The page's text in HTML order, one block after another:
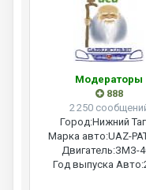
Модераторы
888
2 250
Город:Нижний
Марка авто:UAZ-
Двигатель:ЗМЗ-
Год выпуска Авто: